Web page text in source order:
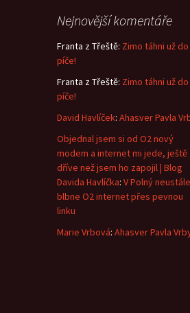
Nejnovější komentáře
Franta z Třeště: Zimo táhni už do
píče!
Franta z Třeště: Zimo táhni už do
píče!
David Havlíček: Ahasver Pavla
Objednal jsem si od O2 nový
modem a internet mi jede, ještě
dříve než jsem ho zapojil | Blog
Davida Havlíčka: V Polný neustále
blbne O2 internet přes pevnou
linku
Marie Vrbová: Ahasver Pavla